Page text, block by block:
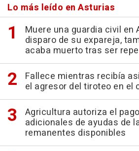
Lo más leído en Asturias
Muere una guardia civil en
disparo de su expareja,
acaba muerto tras ser
Fallece mientras recibía
el agresor del tiroteo en el
Agricultura autoriza el
adicionales de ayudas de
remanentes disponibles